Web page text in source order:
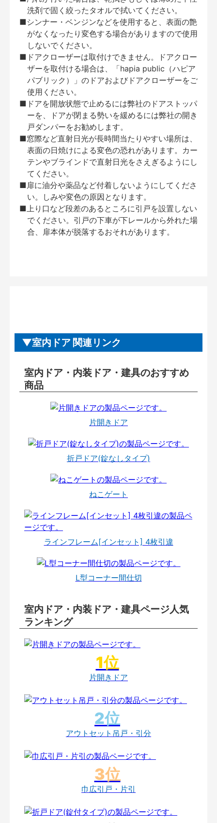
洗剤で固く絞ったタオルで拭いてください。
■シンナー・ベンジンなどを使用すると、表面の艶
がなくなったり変色する場合がありますので使用
しないでください。
■ドアクローザーは取付けできません。ドアクロー
ザーを取付ける場合は、「hapia public（ハピア
パブリック）」のドアおよびドアクローザーをご
使用ください。
■ドアを開放状態で止めるには弊社のドアストッパ
ーを、ドアが閉まる勢いを緩めるには弊社の開き
戸ダンパーをお勧めします。
■窓際など直射日光が長時間当たりやすい場所は、
表面の日焼けによる変色の恐れがあります。カー
テンやブラインドで直射日光をさえぎるようにし
てください。
■扉に油分や薬品など付着しないようにしてくださ
い。しみや変色の原因となります。
■上り口など段差のあるところに引戸を設置しない
でください。引戸の下車が下レールから外れた場
合、扉本体が脱落するおそれがあります。
室内ドア 関連リンク
室内ドア・内装ドア・建具のおすすめ
商品
片開きドア
折戸ドア(錠なしタイプ)
ねこゲート
ラインフレーム[インセット] 4枚引違
L型コーナー間仕切
室内ドア・内装ドア・建具ページ人気
ランキング
片開きドア
アウトセット吊戸・引分
巾広引戸・片引